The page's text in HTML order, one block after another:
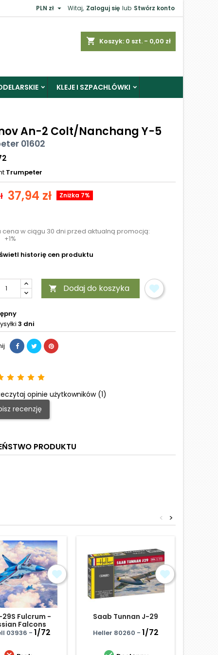
Witaj, Zaloguj się lub Stwórz konto
PLN zł 
shopping_cart Koszyk: 0 szt. - 0,00 zł
KLEJE I SZPACHLÓWKI
An-2 Colt/Nanchang Y-5
01602
Trumpeter
37,94 zł Zniżka 7%
cena w ciągu 30 dni przed aktualną promocją:
+1%
historię cen produktu
 Dodaj do koszyka
3 dni
opinie użytkowników (1)
recenzję
PRODUKTU
>
<
Fulcrum -
Falcons
03936 - 1/72
Saab Tunnan J-29
Heller 80260 - 1/72